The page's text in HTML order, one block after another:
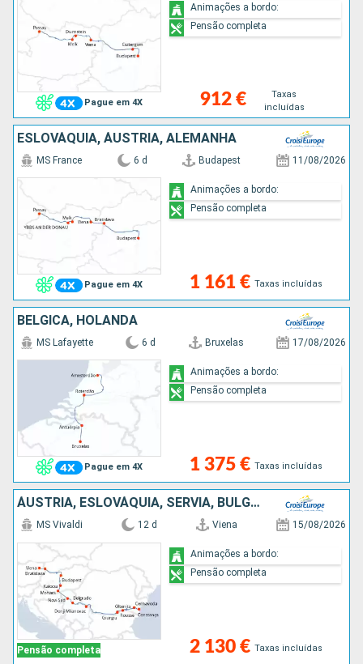
Pague em 4X 912 €
Taxas
incluídas
Animações a bordo:
Pensão completa
ESLOVÁQUIA, ÁUSTRIA, ALEMANHA
Pague em 4X
MS France 6 d Budapest 11/08/2026
1 161 € Taxas incluídas
Animações a bordo:
Pensão completa
BÉLGICA, HOLANDA
Pague em 4X
MS Lafayette 6 d Bruxelas 17/08/2026
1 375 € Taxas incluídas
Animações a bordo:
Pensão completa
ÁUSTRIA, ESLOVÁQUIA, SÉRVIA, BULGÁRIA, ROMÊNIA
Pensão completa
MS Vivaldi 12 d Viena 15/08/2026
2 130 € Taxas incluídas
Animações a bordo:
Pensão completa